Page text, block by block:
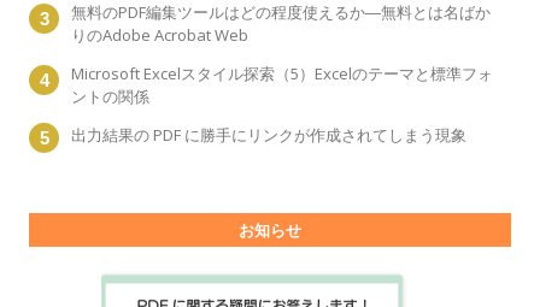
無料のPDF編集ツールはどの程度使えるか―無料とは名ばか
りのAdobe Acrobat Web
Microsoft Excelスタイル探索（5）Excelのテーマと標準フォ
ントの関係
出力結果の PDF に勝手にリンクが作成されてしまう現象
お知らせ